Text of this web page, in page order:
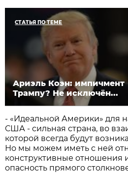
СТАТЬЯ ПО ТЕМЕ
Ариэль Коэн: импичмент
Трампу? Не исключён...
- «Идеальной Америки» для
США - сильная страна, во
которой всегда будут
Но мы можем иметь с ней
конструктивные отношения
опасность прямого